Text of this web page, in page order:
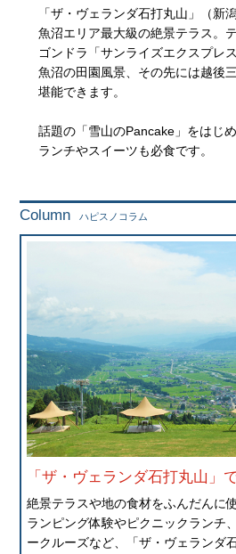
「ザ・ヴェランダ石打丸山」（新
魚沼エリア最大級の絶景テラス。
ゴンドラ「サンライズエクスプレ
魚沼の田園風景、その先には越後
堪能できます。
話題の「雪山のPancake」をはじ
ランチやスイーツも必食です。
Column ハピスノコラム
「ザ・ヴェランダ石打丸山」
絶景テラスや地の食材をふんだんに
ランピング体験やピクニックランチ
ークルーズなど、「ザ・ヴェランダ